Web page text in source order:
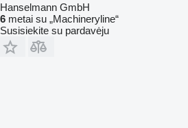
Hanselmann GmbH
6 metai su „Machineryline“
Susisiekite su pardavėju